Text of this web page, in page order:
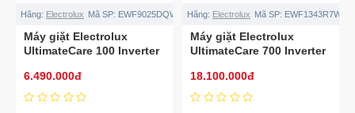
Hãng: Electrolux Mã SP: EWF9025DQWB
Máy giặt Electrolux
UltimateCare 100 Inverter
6.490.000đ
Hãng: Electrolux Mã SP: EWF1343R7WC
Máy giặt Electrolux
UltimateCare 700 Inverter
18.100.000đ